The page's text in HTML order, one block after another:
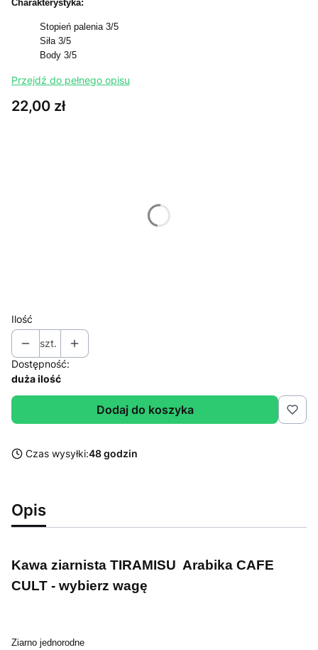
Charakterystyka:
Stopień palenia 3/5
Siła 3/5
Body 3/5
Przejdź do pełnego opisu
Cena
22,00 zł
Ilość
szt.
Dostępność:
duża ilość
Dodaj do koszyka
Czas wysyłki:48 godzin
Opis
Kawa ziarnista TIRAMISU Arabika CAFE
CULT - wybierz wagę
Ziarno jednorodne